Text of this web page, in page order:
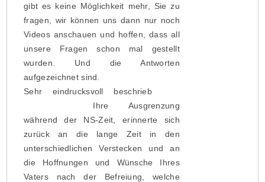
gibt es keine Möglichkeit mehr, Sie zu
fragen, wir können uns dann nur noch
Videos anschauen und hoffen, dass all
unsere Fragen schon mal gestellt
wurden. Und die Antworten
aufgezeichnet sind.
Sehr eindrucksvoll beschrieb
Ihre Ausgrenzung
während der NS-Zeit, erinnerte sich
zurück an die lange Zeit in den
unterschiedlichen Verstecken und an
die Hoffnungen und Wünsche Ihres
Vaters nach der Befreiung, welche